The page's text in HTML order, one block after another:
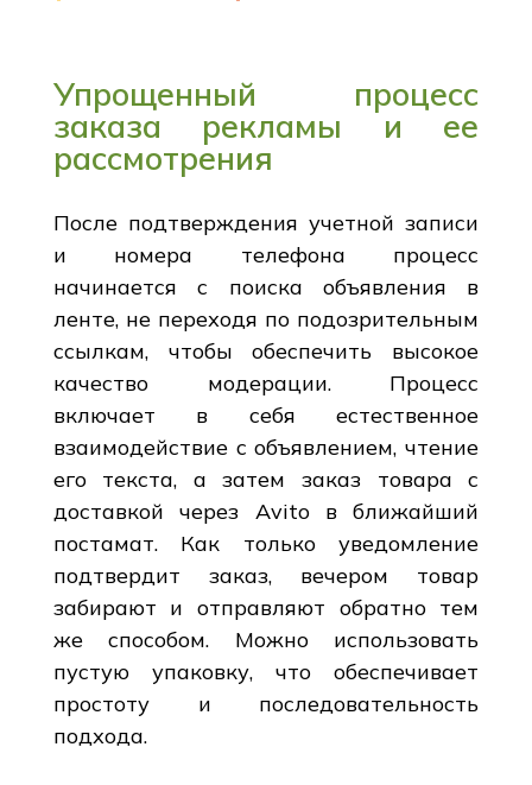
Упрощенный процесс
заказа рекламы и ее
рассмотрения
После подтверждения учетной записи
и номера телефона процесс
начинается с поиска объявления в
ленте, не переходя по подозрительным
ссылкам, чтобы обеспечить высокое
качество модерации. Процесс
включает в себя естественное
взаимодействие с объявлением, чтение
его текста, а затем заказ товара с
доставкой через Avito в ближайший
постамат. Как только уведомление
подтвердит заказ, вечером товар
забирают и отправляют обратно тем
же способом. Можно использовать
пустую упаковку, что обеспечивает
простоту и последовательность
подхода.